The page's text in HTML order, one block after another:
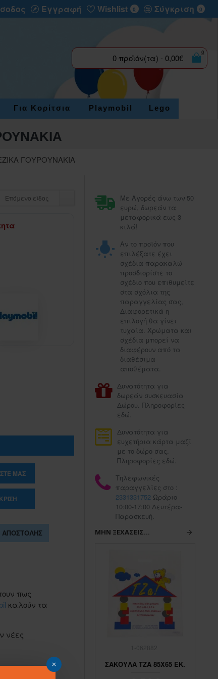
Εγγραφή Wishlist 0 Σύγκριση 0
0 προϊόν(τα) - 0,00€
0
Για Κορίτσια Playmobil Lego
ΓΟΥΡΟΥΝΑΚΙΑ
Επόμενο είδος
ΜΑΣ
ΑΠΟΣΤΟΛΉΣ
πως
καλούν τα
νέες
Με Αγορές άνω των 50
ευρώ, δωρεάν τα
μεταφορικά εως 3
κιλά!
Αν το προϊόν που
επιλέξατε έχει
σχέδια παρακαλώ
προσδιορίστε το
σχέδιο που επιθυμείτε
στα σχόλια της
παραγγελίας σας,
Διαφορετικά η
επιλογή θα γίνει
τυχαία. Χρώματα και
σχέδια μπορεί να
διαφέρουν από τα
διαθέσιμα
αποθέματα.
Δυνατότητα για
δωρεάν συσκευασία
Δώρου. Πληροφορίες
εδώ.
Δυνατότητα για
ευχετήρια κάρτα μαζί
με το δώρο σας.
Πληροφορίες εδώ.
Τηλεφωνικές
παραγγελίες στο :
2331331752 Ωράριο
10:00-17:00 Δευτέρα-
Παρασκευή.
ΜΗΝ ΞΕΧΆΣΕΙΣ...
ΣΑΚΟΥΛΑ ΤΖΑ 45Χ65 ΕΚ. ΣΑΚΟΥΛΑ ΤΖΑ 85Χ65 ΕΚ.